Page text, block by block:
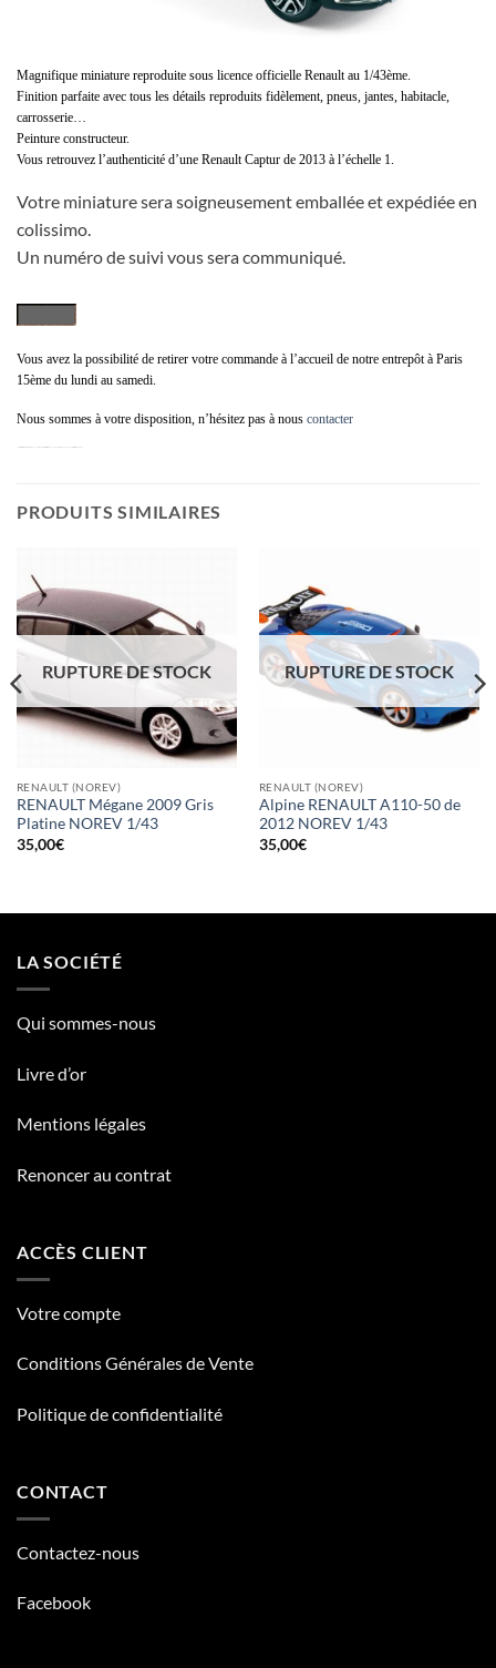
Magnifique miniature reproduite sous licence officielle Renault au 1/43ème.
Finition parfaite avec tous les détails reproduits fidèlement, pneus, jantes, habitacle,
carrosserie…
Peinture constructeur.
Vous retrouvez l’authenticité d’une Renault Captur de 2013 à l’échelle 1.
Votre miniature sera soigneusement emballée et expédiée en
colissimo.
Un numéro de suivi vous sera communiqué.
Vous avez la possibilité de retirer votre commande à l’accueil de notre entrepôt à Paris
15ème du lundi au samedi.
Nous sommes à votre disposition, n’hésitez pas à nous contacter
PRODUITS SIMILAIRES
RUPTURE DE STOCK
RENAULT (NOREV)
RENAULT Mégane 2009 Gris
Platine NOREV 1/43
35,00€
RUPTURE DE STOCK
RENAULT (NOREV)
Alpine RENAULT A110-50 de
2012 NOREV 1/43
35,00€
LA SOCIÉTÉ
Qui sommes-nous
Livre d’or
Mentions légales
Renoncer au contrat
ACCÈS CLIENT
Votre compte
Conditions Générales de Vente
Politique de confidentialité
CONTACT
Contactez-nous
Facebook